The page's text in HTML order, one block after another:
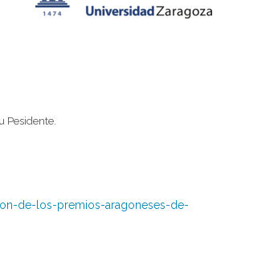
Pesidente.
de-los-premios-aragoneses-de-